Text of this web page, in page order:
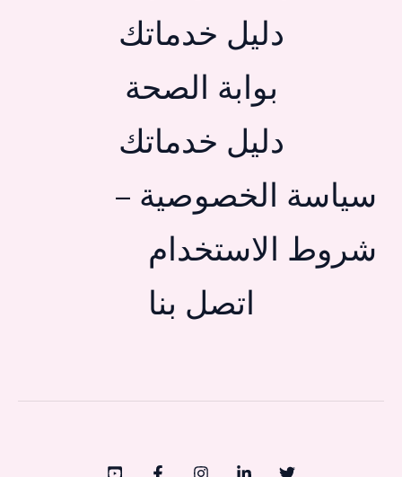
دليل خدماتك
بوابة الصحة
دليل خدماتك
سياسة الخصوصية –
شروط الاستخدام
اتصل بنا